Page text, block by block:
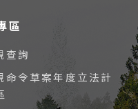
區
查詢
令草案年度立法計